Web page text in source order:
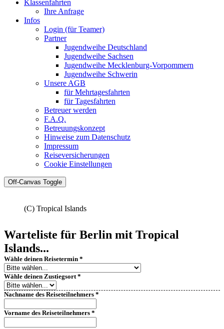
Klassenfahrten
Ihre Anfrage
Infos
Login (für Teamer)
Partner
Jugendweihe Deutschland
Jugendweihe Sachsen
Jugendweihe Mecklenburg-Vorpommern
Jugendweihe Schwerin
Unsere AGB
für Mehrtagesfahrten
für Tagesfahrten
Betreuer werden
F.A.Q.
Betreuungskonzept
Hinweise zum Datenschutz
Impressum
Reiseversicherungen
Cookie Einstellungen
Off-Canvas Toggle
(C) Tropical Islands
Warteliste für Berlin mit Tropical
Islands...
Wähle deinen Reisetermin *
Wähle deinen Zustiegsort*
Nachname des Reiseteilnehmers *
Vorname des Reiseteilnehmers *